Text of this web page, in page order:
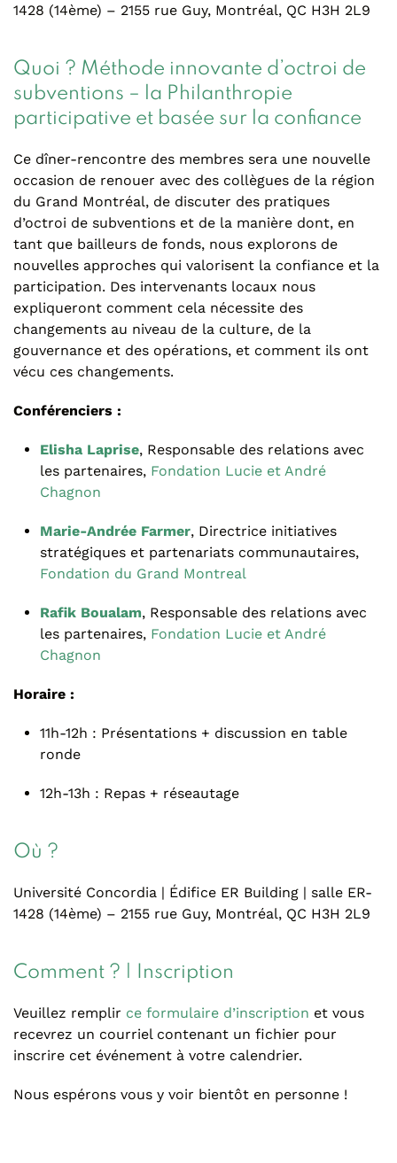
1428 (14ème) – 2155 rue Guy, Montréal, QC H3H 2L9
Quoi ? Méthode innovante d’octroi de
subventions – la Philanthropie
participative et basée sur la confiance
Ce dîner-rencontre des membres sera une nouvelle
occasion de renouer avec des collègues de la région
du Grand Montréal, de discuter des pratiques
d’octroi de subventions et de la manière dont, en
tant que bailleurs de fonds, nous explorons de
nouvelles approches qui valorisent la confiance et la
participation. Des intervenants locaux nous
expliqueront comment cela nécessite des
changements au niveau de la culture, de la
gouvernance et des opérations, et comment ils ont
vécu ces changements.
Conférenciers :
Elisha Laprise, Responsable des relations avec
les partenaires, Fondation Lucie et André
Chagnon​​​​​​​
Marie-Andrée Farmer, Directrice initiatives
stratégiques et partenariats communautaires,
Fondation du Grand Montreal
Rafik Boualam, Responsable des relations avec
les partenaires, Fondation Lucie et André
Chagnon
Horaire :
11h-12h : Présentations + discussion en table
ronde
12h-13h : Repas + réseautage
Où ?
Université Concordia | Édifice ER Building | salle ER-
1428 (14ème) – 2155 rue Guy, Montréal, QC H3H 2L9
Comment ? | Inscription
Veuillez remplir ce formulaire d’inscription et vous
recevrez un courriel contenant un fichier pour
inscrire cet événement à votre calendrier.
Nous espérons vous y voir bientôt en personne !